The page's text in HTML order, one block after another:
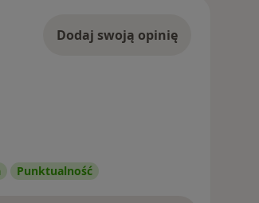
Dodaj swoją opinię
Punktualność